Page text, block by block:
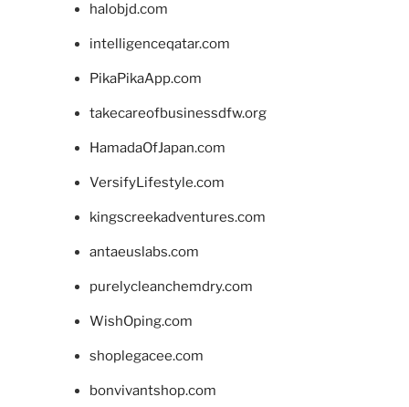
halobjd.com
intelligenceqatar.com
PikaPikaApp.com
takecareofbusinessdfw.org
HamadaOfJapan.com
VersifyLifestyle.com
kingscreekadventures.com
antaeuslabs.com
purelycleanchemdry.com
WishOping.com
shoplegacee.com
bonvivantshop.com